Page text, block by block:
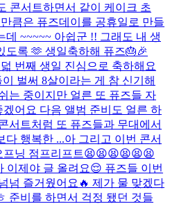
콘서트하면서 같이 케이크 초
큼은 퓨즈데이를 공휴일로 만들
데 ~~~~~ 아쉽군 !! 그래도 내 생
도록 🫶 생일축하해 퓨즈🎂🎉
번째 생일 진심으로 축하해요
벌써 8살이라는 게 참 신기해
는 중이지만 얼른 또 퓨즈들 자
어요 다음 앨범 준비도 얼른 하
서트처럼 또 퓨즈들과 무대에서
다 행복한 ...아 그리고 이번 콘서
프닝 점프리프트😫😫😫😫😫😫
이제야 글 올려요😌 퓨즈들 이번
넘 즐거웠어요🔥 제가 물 맞겠다
준비를 하면서 걱정 됐던 것들